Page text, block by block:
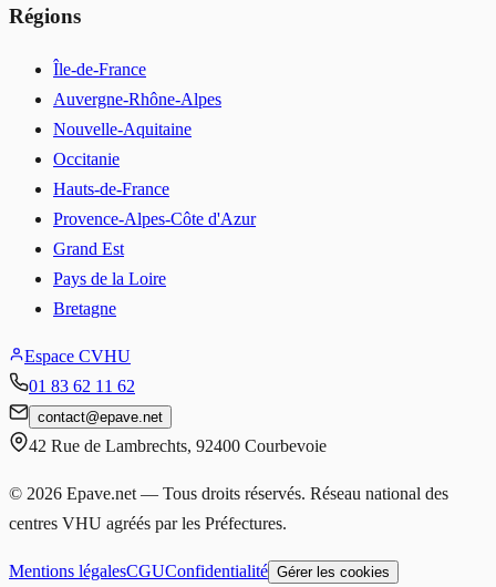
Régions
Île-de-France
Auvergne-Rhône-Alpes
Nouvelle-Aquitaine
Occitanie
Hauts-de-France
Provence-Alpes-Côte d'Azur
Grand Est
Pays de la Loire
Bretagne
Espace CVHU
01 83 62 11 62
contact@epave.net
42 Rue de Lambrechts, 92400 Courbevoie
© 2026 Epave.net — Tous droits réservés. Réseau national des
centres VHU agréés par les Préfectures.
Mentions légalesCGUConfidentialité Gérer les cookies